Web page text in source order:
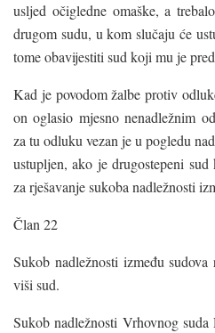
usljed očigledne omaške, a
drugom sudu, u kom slučaju će
tome obavijestiti sud koji mu je
Kad je povodom žalbe protiv
on oglasio mjesno nenadležnim
za tu odluku vezan je u pogledu
ustupljen, ako je drugostepeni
za rješavanje sukoba nadležnosti
Član 22
Sukob nadležnosti između
viši sud.
Sukob nadležnosti Vrhovnog